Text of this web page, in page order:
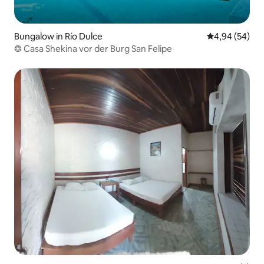
Bungalow in Río Dulce
4,94 (54)
❂ Casa Shekina vor der Burg San Felipe